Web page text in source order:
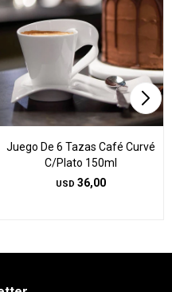
Juego De 6 Tazas Café Curvé
C/Plato 150ml
USD 36,00